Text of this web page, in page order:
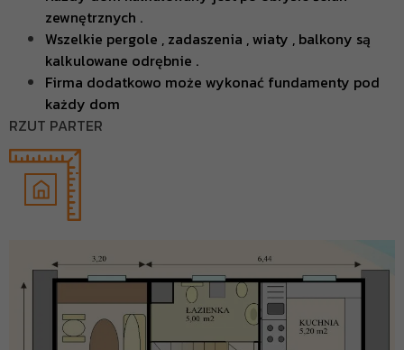
zewnętrznych .
Wszelkie pergole , zadaszenia , wiaty , balkony są
kalkulowane odrębnie .
Firma dodatkowo może wykonać fundamenty pod
każdy dom
RZUT PARTER